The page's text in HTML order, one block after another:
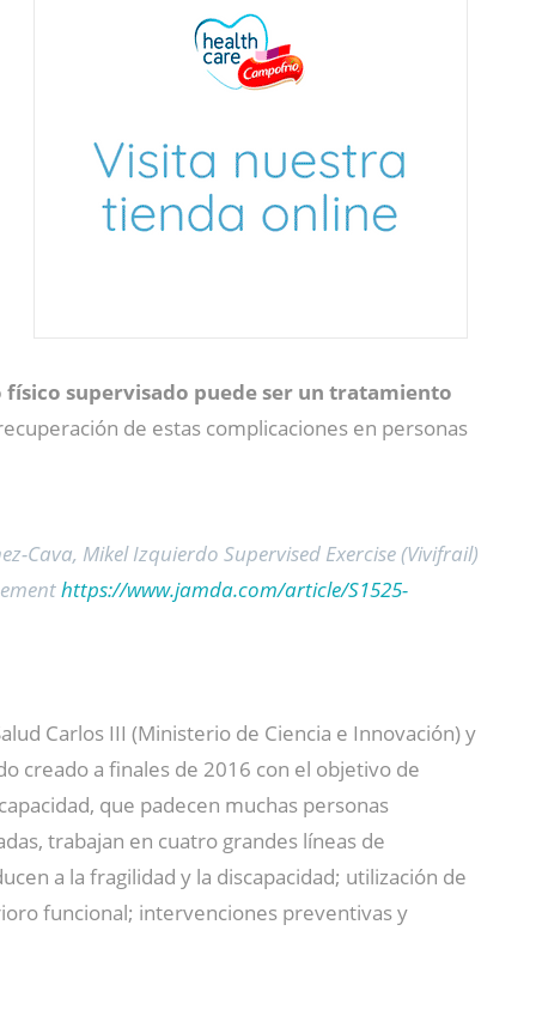
supervisado puede ser un tratamiento
de estas complicaciones en personas
Cava, Mikel Izquierdo Supervised Exercise (Vivifrail)
https://www.jamda.com/article/S1525-
Carlos III (Ministerio de Ciencia e Innovación) y
creado a finales de 2016 con el objetivo de
que padecen muchas personas
trabajan en cuatro grandes líneas de
a la fragilidad y la discapacidad; utilización de
funcional; intervenciones preventivas y